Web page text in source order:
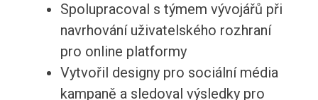
Spolupracoval s týmem vývojářů při
navrhování uživatelského rozhraní
pro online platformy
Vytvořil designy pro sociální média
kampaně a sledoval výsledky pro